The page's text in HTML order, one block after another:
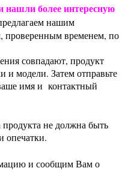
нашли более интересную
нашим
проверенным временем, по
совпадают, продукт
и модели. Затем отправьте
имя и контактный
не должна быть
опечатки.
и сообщим Вам о